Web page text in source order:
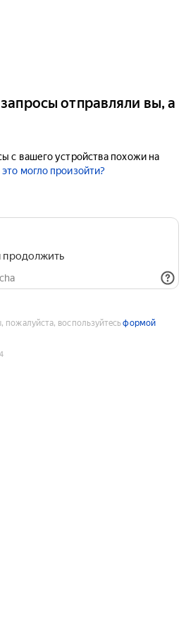
отправляли вы, а
с вашего устройства похожи на
могло произойти?
пожалуйста, воспользуйтесьформой